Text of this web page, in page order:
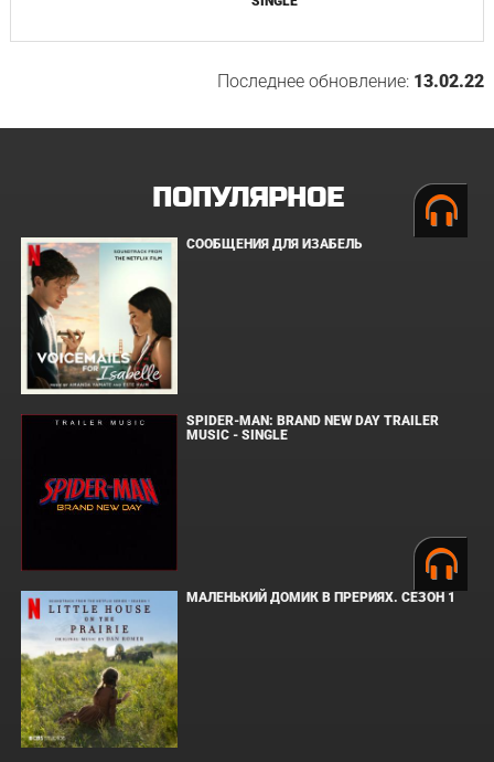
Последнее обновление: 13.02.22
ПОПУЛЯРНОЕ
СООБЩЕНИЯ ДЛЯ ИЗАБЕЛЬ
SPIDER-MAN: BRAND NEW DAY TRAILER
MUSIC - SINGLE
МАЛЕНЬКИЙ ДОМИК В ПРЕРИЯХ. СЕЗОН 1